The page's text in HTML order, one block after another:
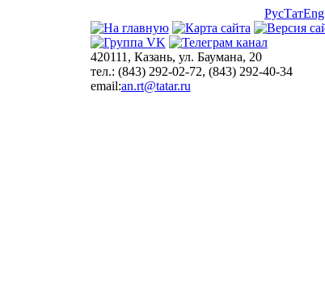
РусТатEng
420111, Казань, ул. Баумана, 20
тел.: (843) 292-02-72, (843) 292-40-34
email:an.rt@tatar.ru